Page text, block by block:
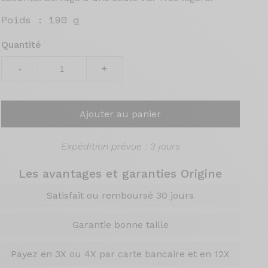
Poids : 190 g
Quantité
- +
Ajouter au panier
Expédition prévue : 3 jours
Les avantages et garanties Origine
Satisfait ou remboursé 30 jours
Garantie bonne taille
Payez en 3X ou 4X par carte bancaire et en 12X